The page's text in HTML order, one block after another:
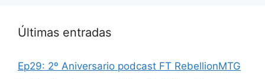
Últimas entradas
Ep29: 2º Aniversario podcast FT RebellionMTG